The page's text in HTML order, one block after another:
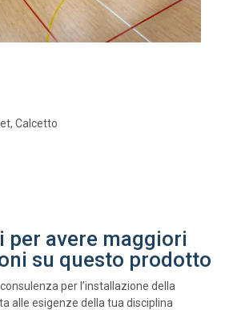
Calcetto
per avere maggiori
su questo prodotto
per l’installazione della
alle esigenze della tua disciplina